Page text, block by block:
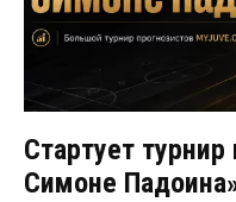
Стартует турнир
Симоне